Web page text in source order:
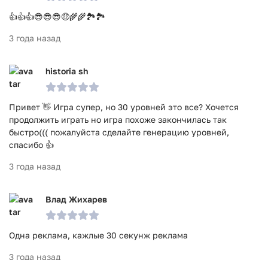
👍👍👍😎😎😎🤑🌾🌾🏞🏞
3 года назад
historia sh
Привет 👋 Игра супер, но 30 уровней это все? Хочется
продолжить играть но игра похоже закончилась так
быстро((( пожалуйста сделайте генерацию уровней,
спасибо 👍
3 года назад
Влад Жихарев
Одна реклама, кажлые 30 секунж реклама
3 года назад